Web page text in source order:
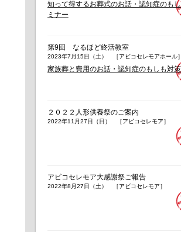
知って得するお葬式のお話・認知症のも
ミナー
第9回 なるほど終活教室
2023年7月15日（土） ［アビコセレモアホール］
家族葬と費用のお話・認知症のもしも対
２０２２人形供養祭のご案内
2022年11月27日（日） ［アビコセレモア］
アビコセレモア大感謝祭ご報告
2022年8月27日（土） ［アビコセレモア］